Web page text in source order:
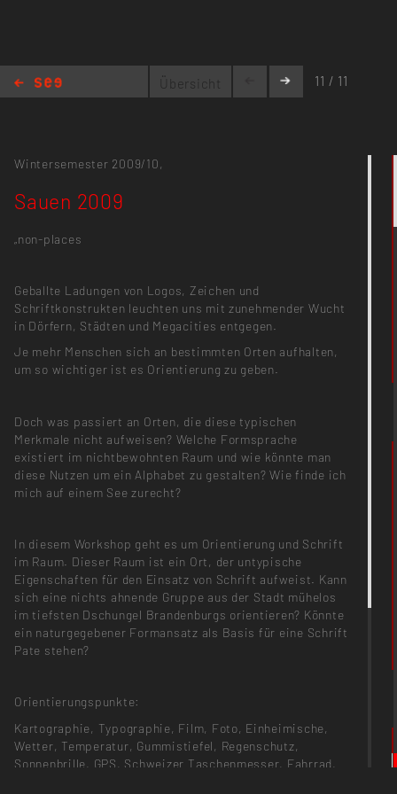
Übersicht 11 / 11
Wintersemester 2009/10,
Sauen 2009
„non-places
Geballte Ladungen von Logos, Zeichen und
Schriftkonstrukten leuchten uns mit zunehmender Wucht
in Dörfern, Städten und Megacities entgegen.
Je mehr Menschen sich an bestimmten Orten aufhalten,
um so wichtiger ist es Orientierung zu geben.
Doch was passiert an Orten, die diese typischen
Merkmale nicht aufweisen? Welche Formsprache
existiert im nichtbewohnten Raum und wie könnte man
diese Nutzen um ein Alphabet zu gestalten? Wie finde ich
mich auf einem See zurecht?
In diesem Workshop geht es um Orientierung und Schrift
im Raum. Dieser Raum ist ein Ort, der untypische
Eigenschaften für den Einsatz von Schrift aufweist. Kann
sich eine nichts ahnende Gruppe aus der Stadt mühelos
im tiefsten Dschungel Brandenburgs orientieren? Könnte
ein naturgegebener Formansatz als Basis für eine Schrift
Pate stehen?
Orientierungspunkte:
Kartographie, Typographie, Film, Foto, Einheimische,
Wetter, Temperatur, Gummistiefel, Regenschutz,
Sonnenbrille, GPS, Schweizer Taschenmesser, Fahrrad,